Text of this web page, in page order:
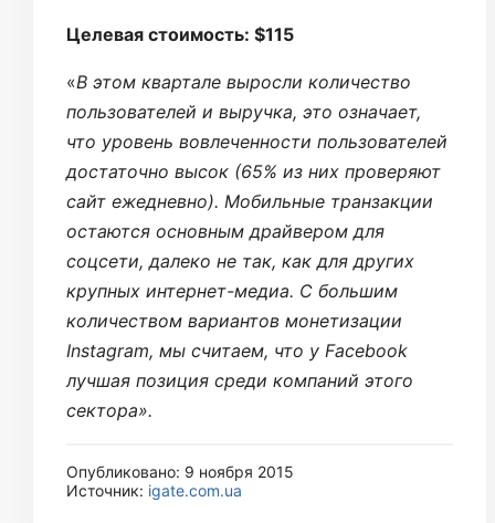
Целевая стоимость: $115
«В этом квартале выросли количество
пользователей и выручка, это означает,
что уровень вовлеченности пользователей
достаточно высок (65% из них проверяют
сайт ежедневно). Мобильные транзакции
остаются основным драйвером для
соцсети, далеко не так, как для других
крупных интернет-медиа. С большим
количеством вариантов монетизации
Instagram, мы считаем, что у Facebook
лучшая позиция среди компаний этого
сектора».
Опубликовано: 9 ноября 2015
Источник: igate.com.ua